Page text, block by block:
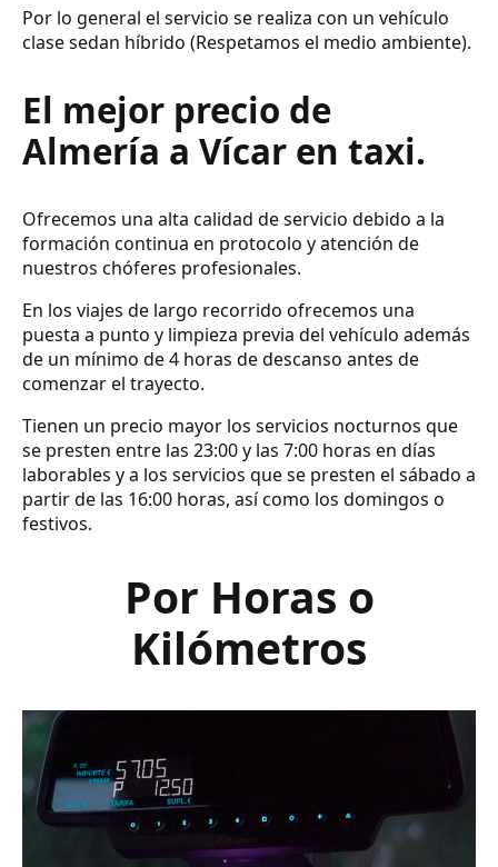
Por lo general el servicio se realiza con un vehículo
clase sedan híbrido (Respetamos el medio ambiente).
El mejor precio de
Almería a Vícar en taxi.
Ofrecemos una alta calidad de servicio debido a la
formación continua en protocolo y atención de
nuestros chóferes profesionales.
En los viajes de largo recorrido ofrecemos una
puesta a punto y limpieza previa del vehículo además
de un mínimo de 4 horas de descanso antes de
comenzar el trayecto.
Tienen un precio mayor los servicios nocturnos que
se presten entre las 23:00 y las 7:00 horas en días
laborables y a los servicios que se presten el sábado a
partir de las 16:00 horas, así como los domingos o
festivos.
Por Horas o
Kilómetros